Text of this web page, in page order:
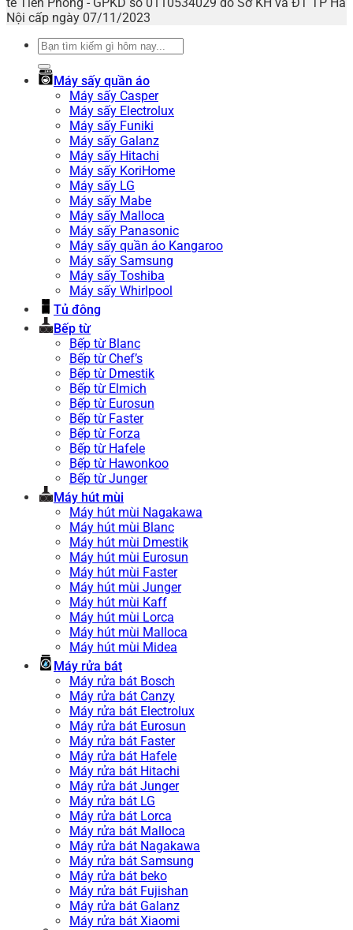
Nội cấp ngày 07/11/2023
Tìm
Máy sấy quần áo
Máy sấy Casper
Máy sấy Electrolux
Máy sấy Funiki
Máy sấy Galanz
Máy sấy Hitachi
Máy sấy KoriHome
Máy sấy LG
Máy sấy Mabe
Máy sấy Malloca
Máy sấy Panasonic
Máy sấy quần áo Kangaroo
Máy sấy Samsung
Máy sấy Toshiba
Máy sấy Whirlpool
Tủ đông
Bếp từ
Bếp từ Blanc
Bếp từ Chef’s
Bếp từ Dmestik
Bếp từ Elmich
Bếp từ Eurosun
Bếp từ Faster
Bếp từ Forza
Bếp từ Hafele
Bếp từ Hawonkoo
Bếp từ Junger
Máy hút mùi
Máy hút mùi Nagakawa
Máy hút mùi Blanc
Máy hút mùi Dmestik
Máy hút mùi Eurosun
Máy hút mùi Faster
Máy hút mùi Junger
Máy hút mùi Kaff
Máy hút mùi Lorca
Máy hút mùi Malloca
Máy hút mùi Midea
Máy rửa bát
Máy rửa bát Bosch
Máy rửa bát Canzy
Máy rửa bát Electrolux
Máy rửa bát Eurosun
Máy rửa bát Faster
Máy rửa bát Hafele
Máy rửa bát Hitachi
Máy rửa bát Junger
Máy rửa bát LG
Máy rửa bát Lorca
Máy rửa bát Malloca
Máy rửa bát Nagakawa
Máy rửa bát Samsung
Máy rửa bát beko
Máy rửa bát Fujishan
Máy rửa bát Galanz
Máy rửa bát Xiaomi